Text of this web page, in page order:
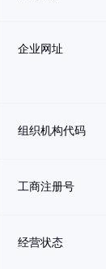
企业网址
组织机构代码
工商注册号
经营状态